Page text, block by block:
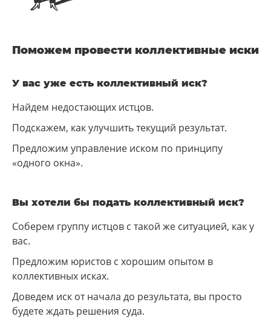
Поможем провести коллективные иски
У вас уже есть коллективный иск?
Найдем недостающих истцов.
Подскажем, как улучшить текущий результат.
Предложим управление иском по принципу
«одного окна».
Вы хотели бы подать коллективный иск?
Соберем группу истцов с такой же ситуацией, как у
вас.
Предложим юристов с хорошим опытом в
коллективных исках.
Доведем иск от начала до результата, вы просто
будете ждать решения суда.